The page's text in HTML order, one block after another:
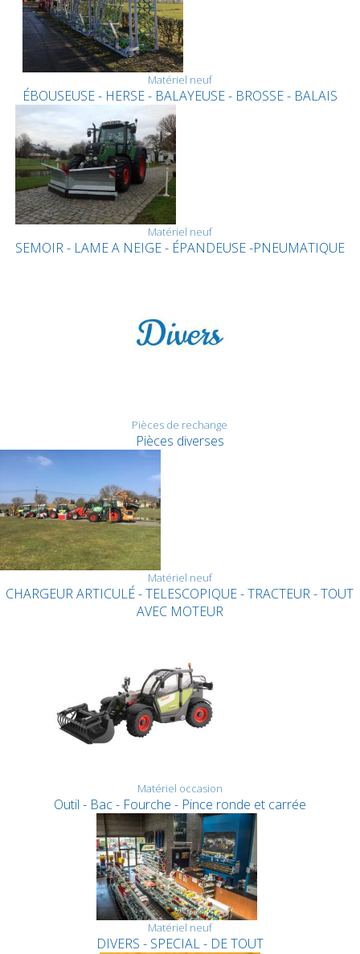
Matériel neuf
ÉBOUSEUSE - HERSE - BALAYEUSE - BROSSE - BALAIS
Matériel neuf
SEMOIR - LAME A NEIGE - ÉPANDEUSE -PNEUMATIQUE
Pièces de rechange
Pièces diverses
Matériel neuf
CHARGEUR ARTICULÉ - TELESCOPIQUE - TRACTEUR - TOUT
AVEC MOTEUR
Matériel occasion
Outil - Bac - Fourche - Pince ronde et carrée
Matériel neuf
DIVERS - SPECIAL - DE TOUT